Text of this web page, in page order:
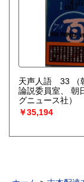
天声人語 33
論説委員室、 朝
グニュース社）
￥35,194